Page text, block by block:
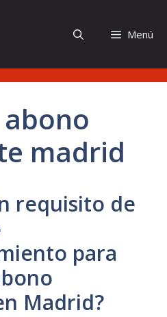
Menú
madrid
requisito de
para
Madrid?